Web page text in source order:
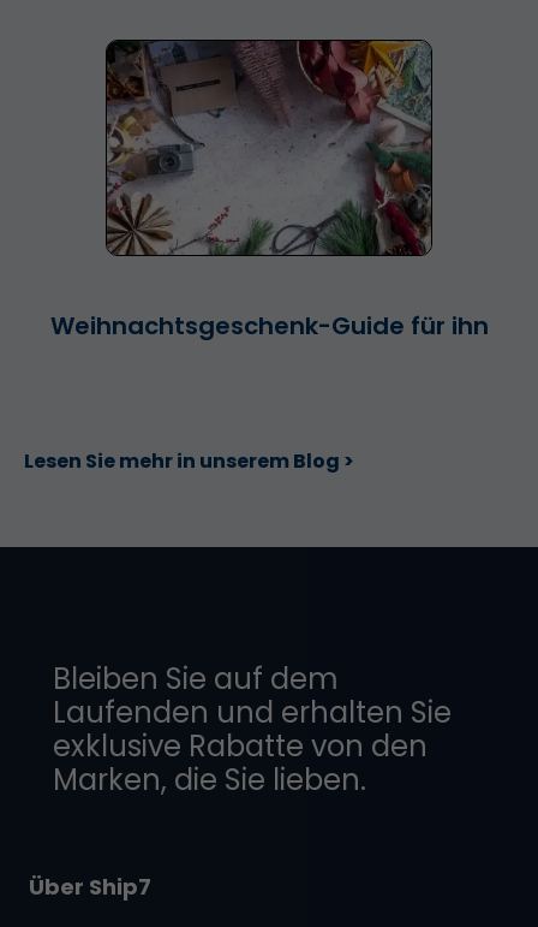
Weihnachtsgeschenk-Guide für ihn
Lesen Sie mehr in unserem Blog >
Bleiben Sie auf dem
Laufenden und erhalten Sie
exklusive Rabatte von den
Marken, die Sie lieben.
Über Ship7